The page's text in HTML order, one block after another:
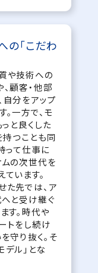
の「こだわ
や技術への
顧客・他部
分をアップ
一方で、モ
と良くした
持つことも同
って仕事に
の次世代を
います。
た先では、ア
と受け継ぐ
す。時代や
トをし続け
守り抜く。そ
ル」とな